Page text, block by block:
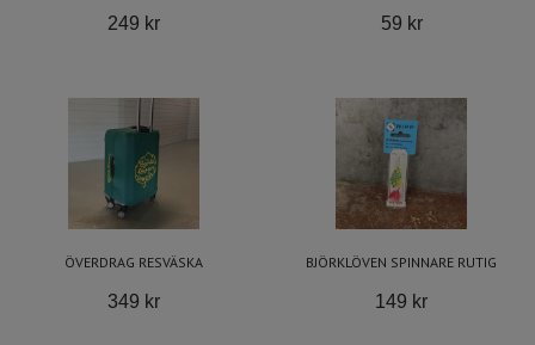
249 kr 59 kr
ÖVERDRAG RESVÄSKA
349 kr
BJÖRKLÖVEN SPINNARE RUTIG
149 kr